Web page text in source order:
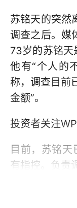
苏铭天的突然
调查之后。媒
73岁的苏铭天
他有“个人的
称，调查目前
金额”。
投资者关注
目前，苏铭天
有指控。负责
当地时间本
董事会，但